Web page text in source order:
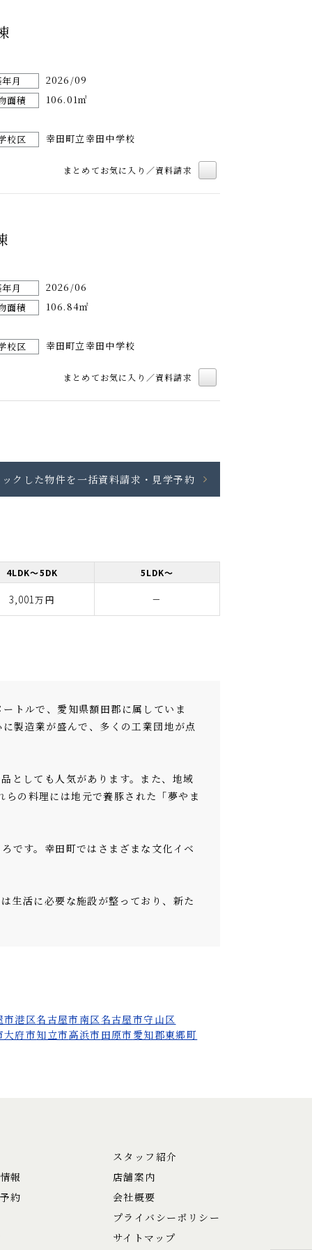
月
2026/09
面積
106.01㎡
校区 幸田町立幸田中学校
まとめてお気に入り／資料請求
月
2026/06
面積
106.84㎡
校区 幸田町立幸田中学校
まとめてお気に入り／資料請求
4LDK～5DK 5LDK～
3,001万円 －
トルで、愛知県額田郡に属していま
製造業が盛んで、多くの工業団地が点
としても人気があります。また、地域
の料理には地元で養豚された「夢やま
です。幸田町ではさまざまな文化イベ
生活に必要な施設が整っており、新た
市港区名古屋市南区名古屋市守山区
大府市知立市高浜市 田原市 愛知郡東郷町
報
約
スタッフ紹介
店舗案内
会社概要
プライバシーポリシー
サイトマップ